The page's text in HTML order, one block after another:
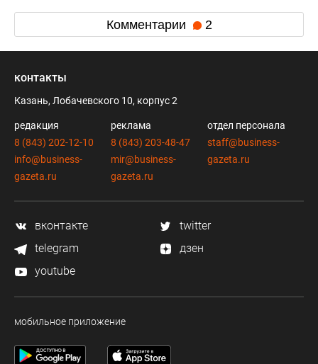
Комментарии 2
контакты
Казань, Лобачевского 10, корпус 2
редакция
8 (843) 202-12-10
info@business-
gazeta.ru
реклама
8 (843) 203-48-47
mir@business-
gazeta.ru
отдел персонала
staff@business-
gazeta.ru
вконтакте
twitter
telegram
дзен
youtube
мобильное приложение